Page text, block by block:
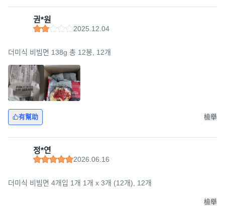
권*원
2025.12.04
더미식 비빔면 138g 총 12봉, 12개
有幫助 檢舉
정*연
2026.06.16
더미식 비빔면 4개입 1개 1개 x 3개 (12개), 12개
檢舉